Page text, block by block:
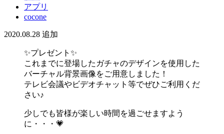
アプリ
cocone
2020.08.28 追加
✨プレゼント✨
これまでに登場したガチャのデザインを使用した
バーチャル背景画像をご用意しました！
テレビ会議やビデオチャット等でぜひご利用くだ
さい♪
少しでも皆様が楽しい時間を過ごせますよう
に・・・💗